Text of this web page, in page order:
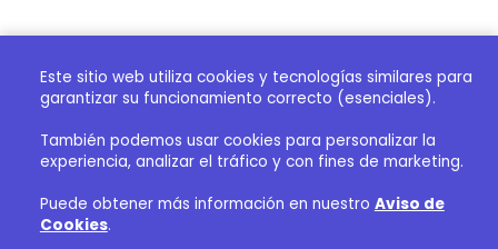
Este sitio web utiliza cookies y tecnologías similares para
garantizar su funcionamiento correcto (esenciales).
También podemos usar cookies para personalizar la
experiencia, analizar el tráfico y con fines de marketing.
Puede obtener más información en nuestro Aviso de
Cookies.